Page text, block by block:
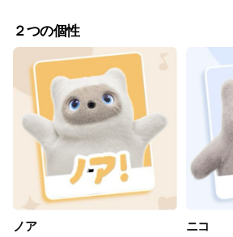
２つの個性
ノア ニコ